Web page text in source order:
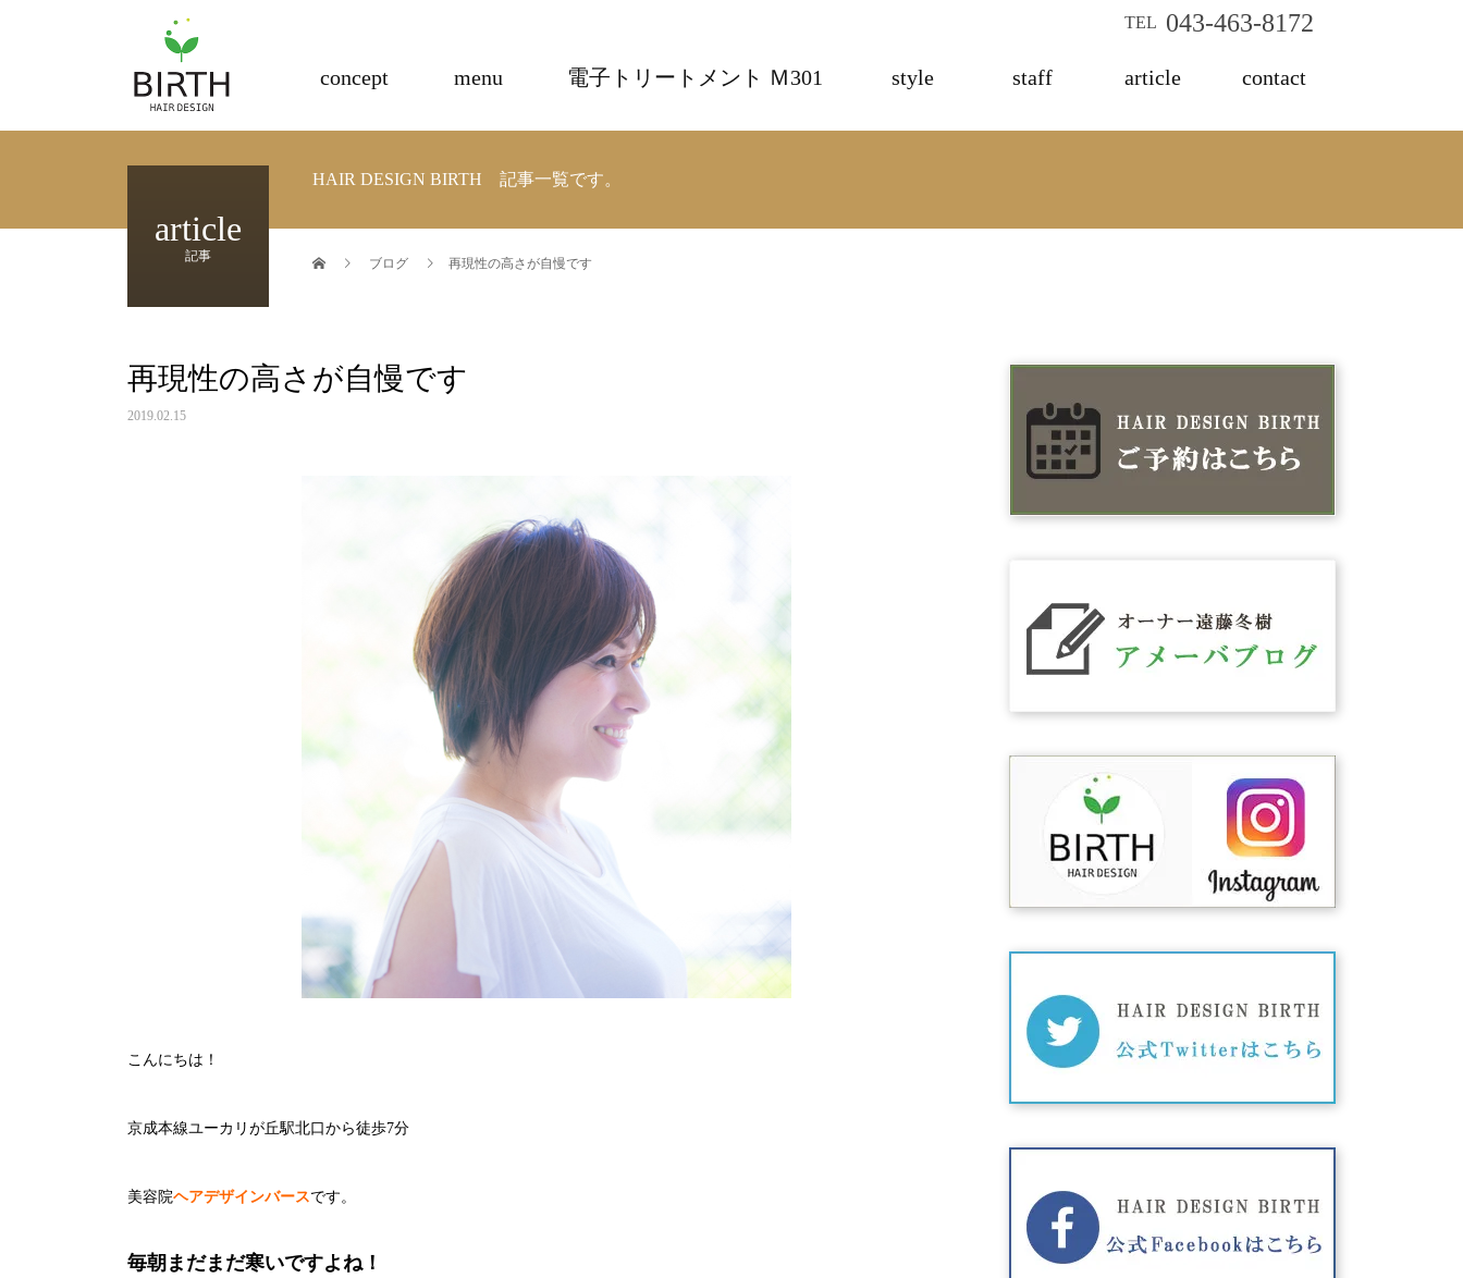
TEL 043-463-8172
concept menu 電子トリートメント Ｍ301 style staff article contact
article
記事
HAIR DESIGN BIRTH 記事一覧です。
ブログ 再現性の高さが自慢です
再現性の高さが自慢です
2019.02.15
こんにちは！
京成本線ユーカリが丘駅北口から徒歩7分
美容院ヘアデザインバースです。
毎朝まだまだ寒いですよね！